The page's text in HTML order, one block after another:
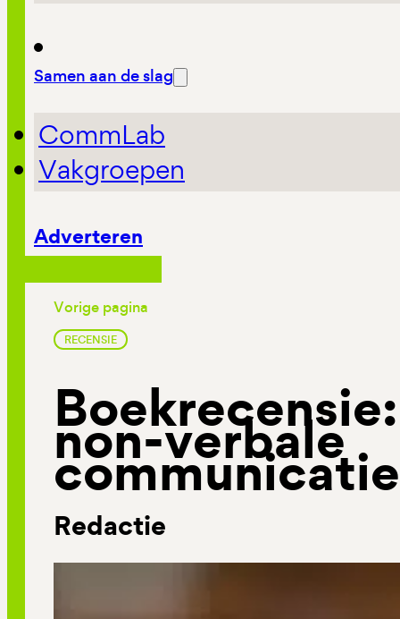
Samen aan de slag
CommLab
Vakgroepen
Adverteren
Vorige pagina
RECENSIE
non-verbale
communicatie
Redactie